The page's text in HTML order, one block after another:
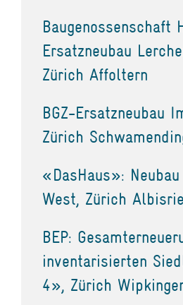
Baugenossenschaft
Ersatzneubau
Zürich Affoltern
BGZ-Ersatzneubau
Zürich
«DasHaus»:
West, Zürich
BEP:
inventarisierten
4», Zürich